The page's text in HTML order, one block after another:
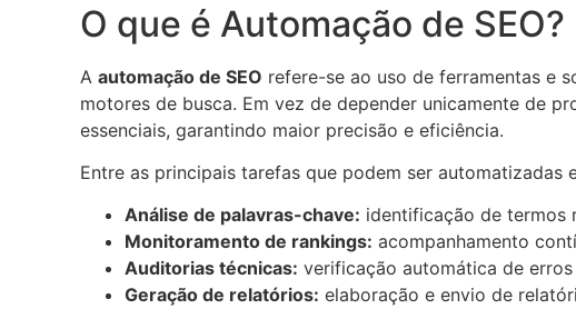
O que é Automação de SEO?
A automação de SEO refere-se ao uso de ferramentas e
motores de busca. Em vez de depender unicamente de
essenciais, garantindo maior precisão e eficiência.
Entre as principais tarefas que podem ser automatizadas
Análise de palavras-chave: identificação de termos
Monitoramento de rankings: acompanhamento
Auditorias técnicas: verificação automática de
Geração de relatórios: elaboração e envio de